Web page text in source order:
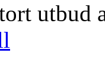
utbud